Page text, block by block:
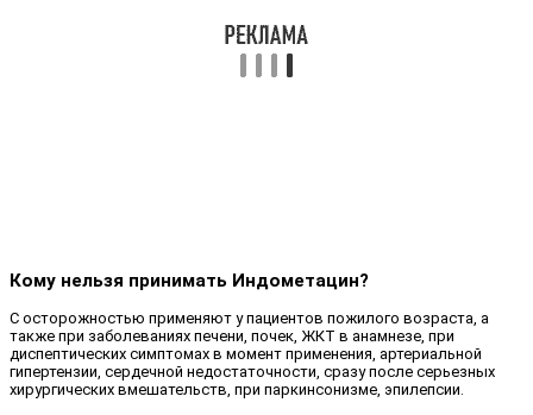
Кому нельзя принимать Индометацин?
С осторожностью применяют у пациентов пожилого возраста, а
также при заболеваниях печени, почек, ЖКТ в анамнезе, при
диспептических симптомах в момент применения, артериальной
гипертензии, сердечной недостаточности, сразу после серьезных
хирургических вмешательств, при паркинсонизме, эпилепсии.